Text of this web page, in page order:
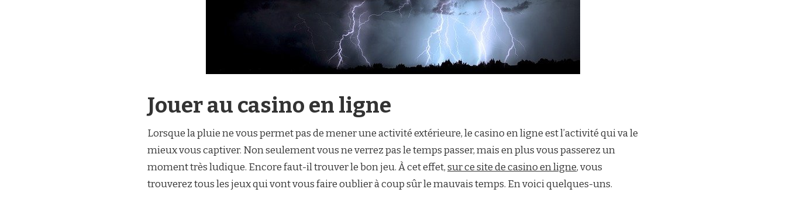
Jouer au casino en ligne
Lorsque la pluie ne vous permet pas de mener une activité extérieure, le casino en ligne est l’activité qui va le
mieux vous captiver. Non seulement vous ne verrez pas le temps passer, mais en plus vous passerez un
moment très ludique. Encore faut-il trouver le bon jeu. À cet effet,sur ce site de casino en ligne, vous
trouverez tous les jeux qui vont vous faire oublier à coup sûr le mauvais temps. En voici quelques-uns.